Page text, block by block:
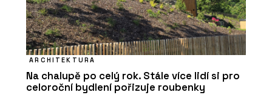
ARCHITEKTURA
Na chalupě po celý rok. Stále více lidí si pro
celoroční bydlení pořizuje roubenky